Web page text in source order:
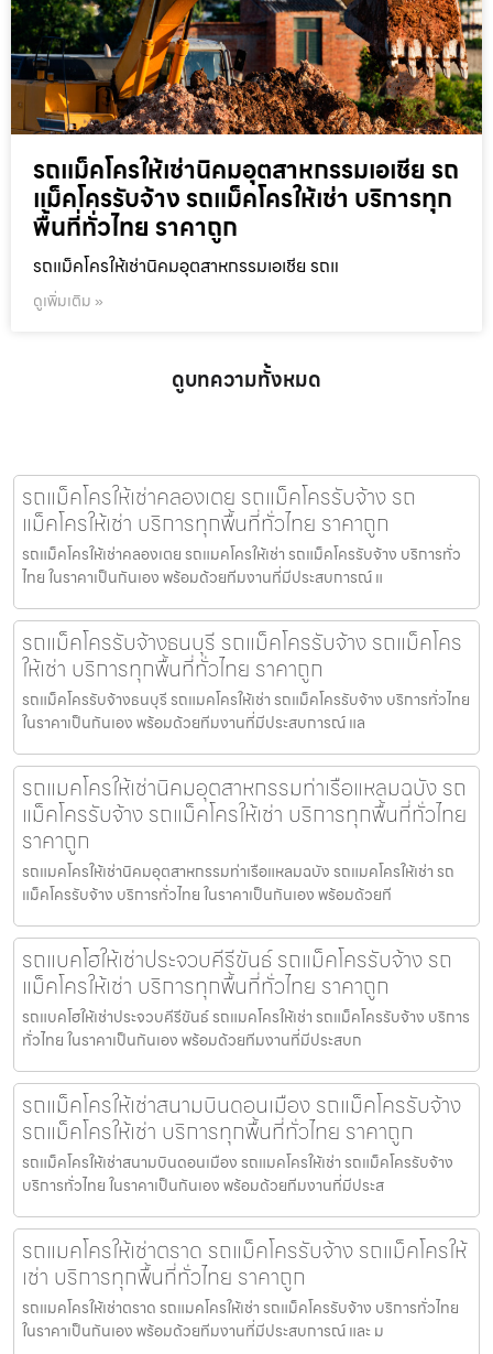
รถแม็คโครให้เช่านิคมอุตสาหกรรมเอเชีย รถ
แม็คโครรับจ้าง รถแม็คโครให้เช่า บริการทุก
พื้นที่ทั่วไทย ราคาถูก
รถแม็คโครให้เช่านิคมอุตสาหกรรมเอเชีย รถแ
ดูเพิ่มเติม »
ดูบทความทั้งหมด
รถแม็คโครให้เช่าคลองเตย รถแม็คโครรับจ้าง รถ
แม็คโครให้เช่า บริการทุกพื้นที่ทั่วไทย ราคาถูก
รถแม็คโครให้เช่าคลองเตย รถแมคโครให้เช่า รถแม็คโครรับจ้าง บริการทั่ว
ไทย ในราคาเป็นกันเอง พร้อมด้วยทีมงานที่มีประสบการณ์ แ
รถแม็คโครรับจ้างธนบุรี รถแม็คโครรับจ้าง รถแม็คโคร
ให้เช่า บริการทุกพื้นที่ทั่วไทย ราคาถูก
รถแม็คโครรับจ้างธนบุรี รถแมคโครให้เช่า รถแม็คโครรับจ้าง บริการทั่วไทย
ในราคาเป็นกันเอง พร้อมด้วยทีมงานที่มีประสบการณ์ แล
รถแมคโครให้เช่านิคมอุตสาหกรรมท่าเรือแหลมฉบัง รถ
แม็คโครรับจ้าง รถแม็คโครให้เช่า บริการทุกพื้นที่ทั่วไทย
ราคาถูก
รถแมคโครให้เช่านิคมอุตสาหกรรมท่าเรือแหลมฉบัง รถแมคโครให้เช่า รถ
แม็คโครรับจ้าง บริการทั่วไทย ในราคาเป็นกันเอง พร้อมด้วยที
รถแบคโฮให้เช่าประจวบคีรีขันธ์ รถแม็คโครรับจ้าง รถ
แม็คโครให้เช่า บริการทุกพื้นที่ทั่วไทย ราคาถูก
รถแบคโฮให้เช่าประจวบคีรีขันธ์ รถแมคโครให้เช่า รถแม็คโครรับจ้าง บริการ
ทั่วไทย ในราคาเป็นกันเอง พร้อมด้วยทีมงานที่มีประสบก
รถแม็คโครให้เช่าสนามบินดอนเมือง รถแม็คโครรับจ้าง
รถแม็คโครให้เช่า บริการทุกพื้นที่ทั่วไทย ราคาถูก
รถแม็คโครให้เช่าสนามบินดอนเมือง รถแมคโครให้เช่า รถแม็คโครรับจ้าง
บริการทั่วไทย ในราคาเป็นกันเอง พร้อมด้วยทีมงานที่มีประส
รถแมคโครให้เช่าตราด รถแม็คโครรับจ้าง รถแม็คโครให้
เช่า บริการทุกพื้นที่ทั่วไทย ราคาถูก
รถแมคโครให้เช่าตราด รถแมคโครให้เช่า รถแม็คโครรับจ้าง บริการทั่วไทย
ในราคาเป็นกันเอง พร้อมด้วยทีมงานที่มีประสบการณ์ และ ม